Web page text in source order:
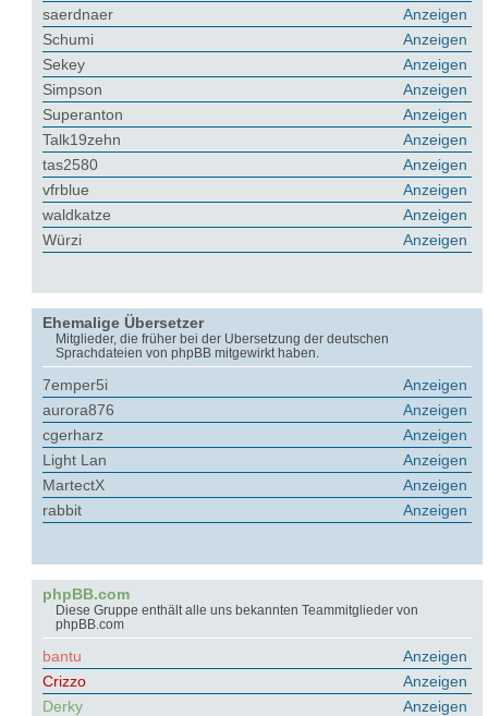
Anzeigen
saerdnaer
Anzeigen
Schumi
Anzeigen
Sekey
Anzeigen
Simpson
Anzeigen
Superanton
Anzeigen
Talk19zehn
Anzeigen
tas2580
Anzeigen
vfrblue
Anzeigen
waldkatze
Anzeigen
Würzi
Ehemalige Übersetzer
Mitglieder, die früher bei der Übersetzung der deutschen
Sprachdateien von phpBB mitgewirkt haben.
Anzeigen
7emper5i
Anzeigen
aurora876
Anzeigen
cgerharz
Anzeigen
Light Lan
Anzeigen
MartectX
Anzeigen
rabbit
phpBB.com
Diese Gruppe enthält alle uns bekannten Teammitglieder von
phpBB.com
Anzeigen
bantu
Anzeigen
Crizzo
Anzeigen
Derky